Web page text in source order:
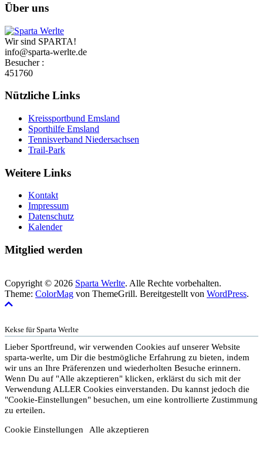
Über uns
Wir sind SPARTA!
info@sparta-werlte.de
Besucher :
451760
Nützliche Links
Kreissportbund Emsland
Sporthilfe Emsland
Tennisverband Niedersachsen
Trail-Park
Weitere Links
Kontakt
Impressum
Datenschutz
Kalender
Mitglied werden
Copyright © 2026 Sparta Werlte. Alle Rechte vorbehalten.
Theme: ColorMag von ThemeGrill. Bereitgestellt von WordPress.
Kekse für Sparta Werlte
Lieber Sportfreund, wir verwenden Cookies auf unserer Website
sparta-werlte, um Dir die bestmögliche Erfahrung zu bieten, indem
wir uns an Ihre Präferenzen und wiederholten Besuche erinnern.
Wenn Du auf "Alle akzeptieren" klicken, erklärst du sich mit der
Verwendung ALLER Cookies einverstanden. Du kannst jedoch die
"Cookie-Einstellungen" besuchen, um eine kontrollierte Zustimmung
zu erteilen.
Cookie Einstellungen Alle akzeptieren